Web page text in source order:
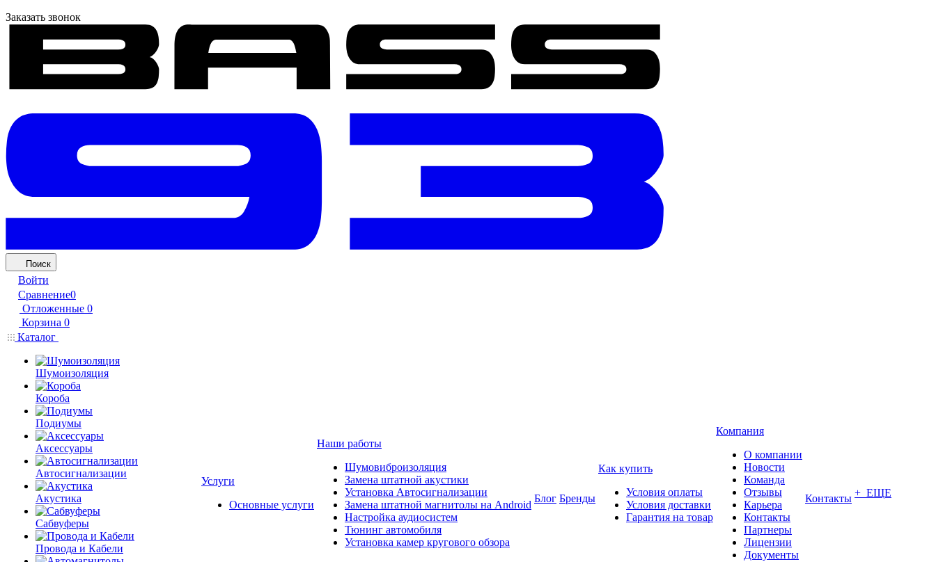
Заказать звонок
Поиск
Войти
Сравнение0
Отложенные 0
Корзина 0
Каталог
Шумоизоляция
Короба
Подиумы
Аксессуары
Автосигнализации
Акустика
Сабвуферы
Провода и Кабели
Услуги
Основные услуги
Наши работы
Шумовиброизоляция
Замена штатной акустики
Установка Автосигнализации
Замена штатной магнитолы на Android
Настройка аудиосистем
Тюнинг автомобиля
Установка камер кругового обзора
Блог Бренды
Как купить
Условия оплаты
Условия доставки
Гарантия на товар
Компания
О компании
Новости
Команда
Отзывы
Карьера
Контакты
Партнеры
Лицензии
Документы
Контакты + ЕЩЕ